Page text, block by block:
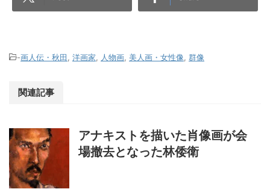
-画人伝・秋田 洋画家 人物画 美人画・女性像 群像
関連記事
アナキストを描いた肖像画が会
場撤去となった林倭衛